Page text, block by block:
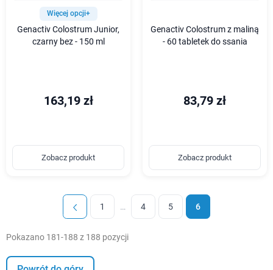
Więcej opcji+
Genactiv Colostrum Junior,
czarny bez - 150 ml
163,19 zł
Zobacz produkt
Genactiv Colostrum z maliną
- 60 tabletek do ssania
83,79 zł
Zobacz produkt
1 … 4 5 6
Pokazano 181-188 z 188 pozycji